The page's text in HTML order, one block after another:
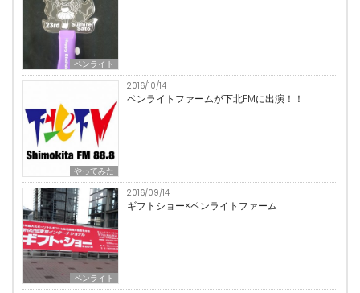
ペンライト
やってみた
2016/10/14
ペンライトファームが下北FMに出演！！
ペンライト
2016/09/14
ギフトショー×ペンライトファーム